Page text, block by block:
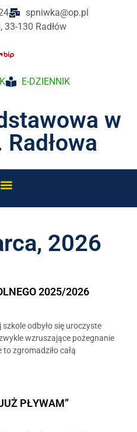
spniwka@op.pl
33-130 Radłów
E-DZIENNIK
w
2026
2025/2026
odbyło się uroczyste
wzruszające pożegnanie
zgromadziło całą
PŁYWAM”